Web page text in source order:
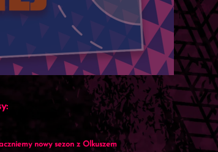
nowy sezon z Olkuszem